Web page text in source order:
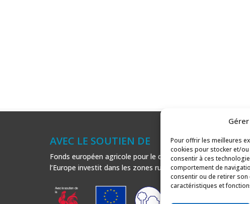
Pour offrir les meilleures
cookies pour stocker et/
consentir à ces
comportement de
consentir ou de retirer son
caractéristiques et
AVEC LE SOUTIEN DE
Fonds européen agricole pour le développement rural :
l’Europe investit dans les zones rurales.